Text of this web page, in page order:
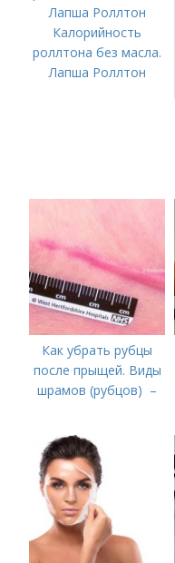
Калорийность
роллтона без масла.
Лапша Роллтон
Как убрать рубцы
после прыщей. Виды
шрамов (рубцов) –